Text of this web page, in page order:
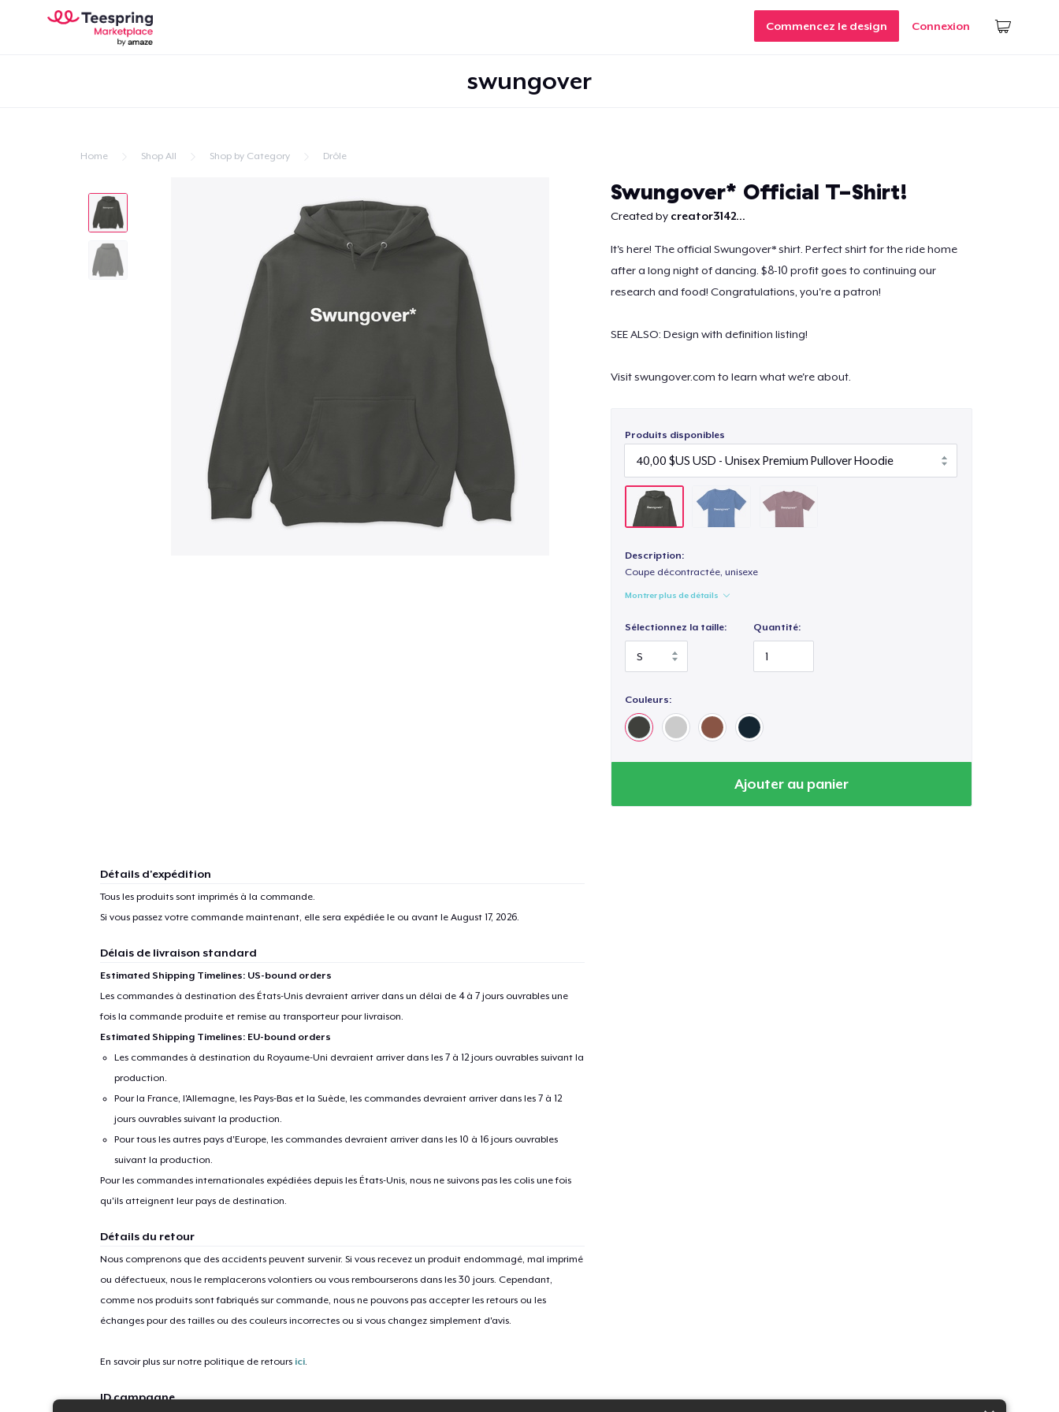
Commencez le design Connexion
swungover
Home Shop All Shop by Category Drôle
Swungover* Official T-Shirt!
Created by creator3142...
It's here! The official Swungover* shirt. Perfect shirt for the ride home
after a long night of dancing. $8-10 profit goes to continuing our
research and food! Congratulations, you're a patron!
SEE ALSO: Design with definition listing!
Visit swungover.com to learn what we're about.
Produits disponibles
Description:
Coupe décontractée, unisexe
Montrer plus de détails
Sélectionnez la taille: Quantité:
Couleurs:
Ajouter au panier
Détails d'expédition
Tous les produits sont imprimés à la commande.
Si vous passez votre commande maintenant, elle sera expédiée le ou avant le August 17, 2026.
Délais de livraison standard
Estimated Shipping Timelines: US-bound orders
Les commandes à destination des États-Unis devraient arriver dans un délai de 4 à 7 jours ouvrables une
fois la commande produite et remise au transporteur pour livraison.
Estimated Shipping Timelines: EU-bound orders
Les commandes à destination du Royaume-Uni devraient arriver dans les 7 à 12 jours ouvrables suivant la
production.
Pour la France, l'Allemagne, les Pays-Bas et la Suède, les commandes devraient arriver dans les 7 à 12
jours ouvrables suivant la production.
Pour tous les autres pays d'Europe, les commandes devraient arriver dans les 10 à 16 jours ouvrables
suivant la production.
Pour les commandes internationales expédiées depuis les États-Unis, nous ne suivons pas les colis une fois
qu'ils atteignent leur pays de destination.
Détails du retour
Nous comprenons que des accidents peuvent survenir. Si vous recevez un produit endommagé, mal imprimé
ou défectueux, nous le remplacerons volontiers ou vous rembourserons dans les 30 jours. Cependant,
comme nos produits sont fabriqués sur commande, nous ne pouvons pas accepter les retours ou les
échanges pour des tailles ou des couleurs incorrectes ou si vous changez simplement d'avis.
En savoir plus sur notre politique de retours ici.
ID campagne
Unisex Premium Pullover Hoodie
40,00 $US
Women's Premium V-Neck Tee